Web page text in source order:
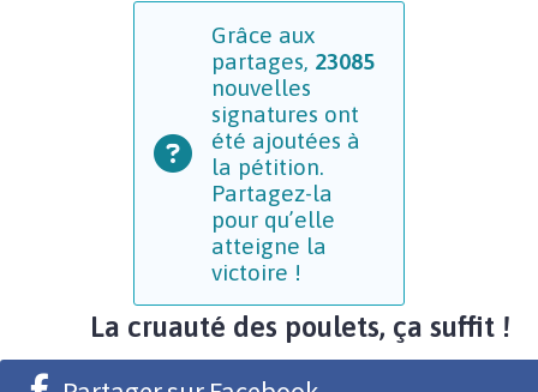
Grâce aux
partages, 23085
nouvelles
signatures ont
été ajoutées à
la pétition.
Partagez-la
pour qu’elle
atteigne la
victoire !
La cruauté des poulets, ça suffit !